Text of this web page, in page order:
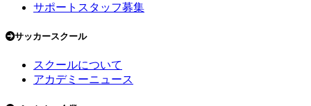
サポートスタッフ募集
サッカースクール
スクールについて
アカデミーニュース